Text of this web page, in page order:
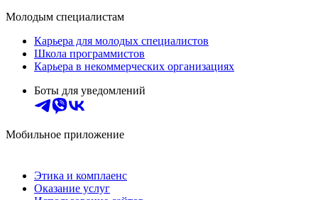
Молодым специалистам
Карьера для молодых специалистов
Школа программистов
Карьера в некоммерческих организациях
Боты для уведомлений
Мобильное приложение
Этика и комплаенс
Оказание услуг